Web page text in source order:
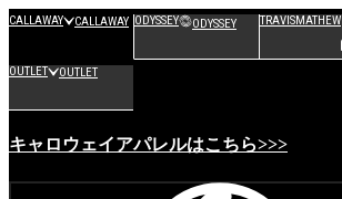
CALLAWAY CALLAWAY ODYSSEY ODYSSEY TRAVISMATHEW
OUTLET OUTLET
キャロウェイアパレルはこちら>>>